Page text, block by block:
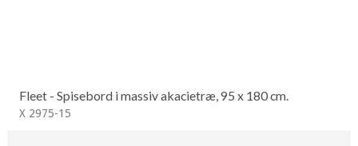
Fleet - Spisebord i massiv akacietræ, 95 x 180 cm.
X 2975-15